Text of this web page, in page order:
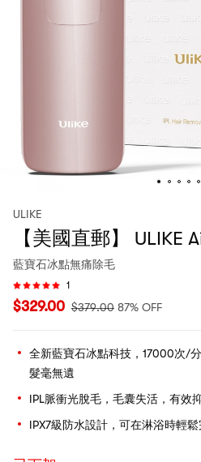
ULIKE
【美國直郵】 ULIKE
藍寶石冰點無痛除毛
1
$329.00 $379.00 87% OFF
全新藍寶石冰點科技，17000次/
髮毫無遺
IPL脈衝光脫毛，毛囊失活，有效
IPX7級防水設計，可在淋浴時輕